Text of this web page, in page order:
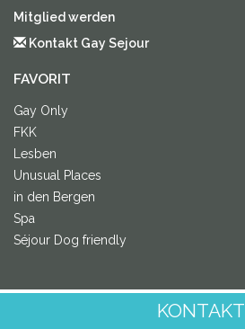
KONTAKT
Mitglied werden
Kontakt Gay Sejour
FAVORIT
Gay Only
FKK
Lesben
Unusual Places
in den Bergen
Spa
Séjour Dog friendly